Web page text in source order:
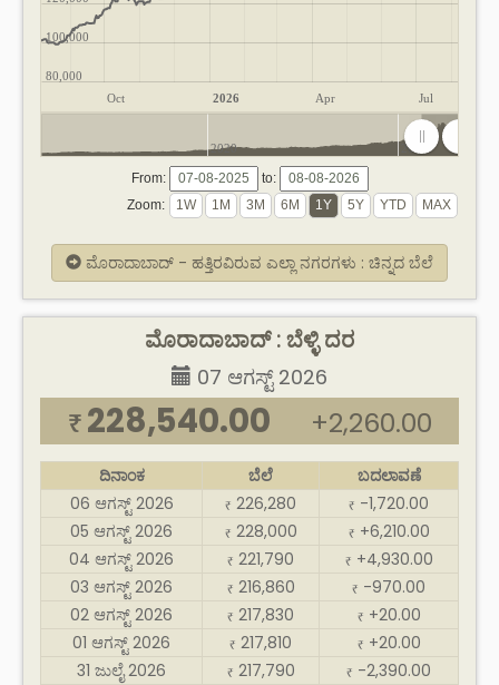
Oct 2026 Apr Jul
80,000
100,000
2020 2025
From:
to:
Zoom:
ಮೊರಾದಾಬಾದ್ - ಹತ್ತಿರವಿರುವ ಎಲ್ಲಾ ನಗರಗಳು : ಚಿನ್ನದ ಬೆಲೆ
ಮೊರಾದಾಬಾದ್ : ಬೆಳ್ಳಿ ದರ
07 ಆಗಸ್ಟ್ 2026
₹ 228,540.00 +2,260.00
ದಿನಾಂಕ ಬೆಲೆ
ಬದಲಾವಣೆ
06 ಆಗಸ್ಟ್ 2026
₹ 226,280 ₹ -1,720.00
05 ಆಗಸ್ಟ್ 2026
₹ 228,000 ₹ +6,210.00
04 ಆಗಸ್ಟ್ 2026
₹ 221,790 ₹ +4,930.00
03 ಆಗಸ್ಟ್ 2026
₹ 216,860 ₹ -970.00
02 ಆಗಸ್ಟ್ 2026
₹ 217,830 ₹ +20.00
01 ಆಗಸ್ಟ್ 2026
₹ 217,810 ₹ +20.00
31 ಜುಲೈ 2026
₹ 217,790 ₹ -2,390.00